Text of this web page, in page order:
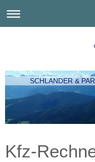
SCHLANDER &
Kfz-